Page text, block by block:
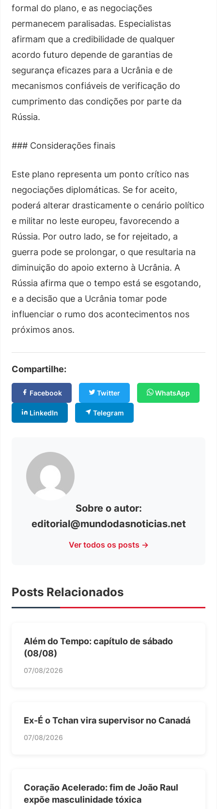
formal do plano, e as negociações
permanecem paralisadas. Especialistas
afirmam que a credibilidade de qualquer
acordo futuro depende de garantias de
segurança eficazes para a Ucrânia e de
mecanismos confiáveis de verificação do
cumprimento das condições por parte da
Rússia.
### Considerações finais
Este plano representa um ponto crítico nas
negociações diplomáticas. Se for aceito,
poderá alterar drasticamente o cenário político
e militar no leste europeu, favorecendo a
Rússia. Por outro lado, se for rejeitado, a
guerra pode se prolongar, o que resultaria na
diminuição do apoio externo à Ucrânia. A
Rússia afirma que o tempo está se esgotando,
e a decisão que a Ucrânia tomar pode
influenciar o rumo dos acontecimentos nos
próximos anos.
Compartilhe:
Facebook Twitter WhatsApp
LinkedIn Telegram
Sobre o autor:
editorial@mundodasnoticias.net
Ver todos os posts →
Posts Relacionados
Além do Tempo: capítulo de sábado
(08/08)
07/08/2026
Ex-É o Tchan vira supervisor no Canadá
07/08/2026
Coração Acelerado: fim de João Raul
expõe masculinidade tóxica